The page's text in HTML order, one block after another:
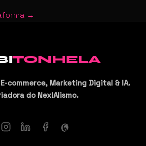
→
TONHELA
commerce, Marketing Digital & IA.
do NexIAlismo.